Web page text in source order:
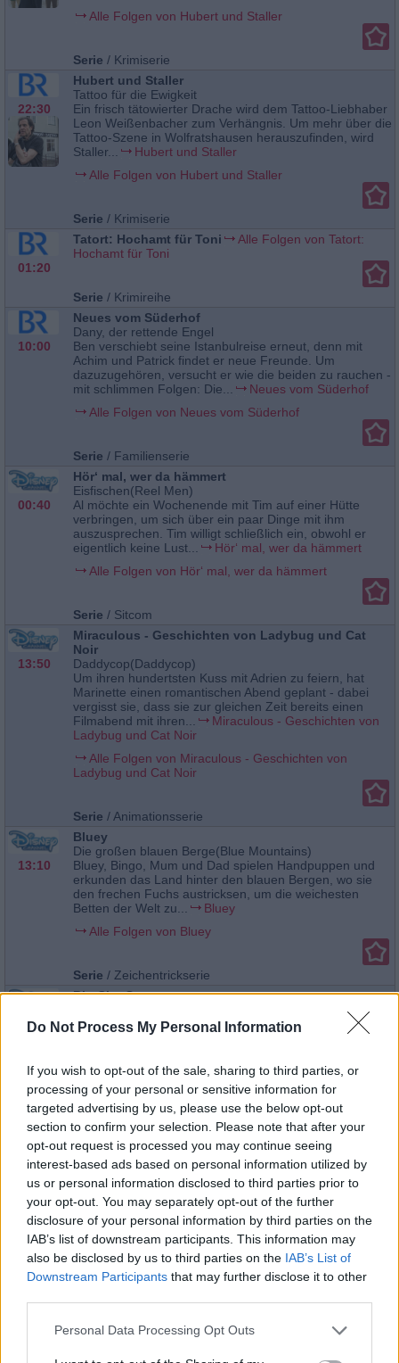
Do Not Process My Personal Information
If you wish to opt-out of the sale, sharing to third parties, or
processing of your personal or sensitive information for
targeted advertising by us, please use the below opt-out
section to confirm your selection. Please note that after your
opt-out request is processed you may continue seeing
interest-based ads based on personal information utilized by
us or personal information disclosed to third parties prior to
your opt-out. You may separately opt-out of the further
disclosure of your personal information by third parties on the
IAB’s list of downstream participants. This information may
also be disclosed by us to third parties on the IAB’s List of
Downstream Participants that may further disclose it to other
Personal Data Processing Opt Outs
Alle Folgen von Hubert und Staller
Serie / Krimiserie
22:30
Hubert und Staller
Tattoo für die Ewigkeit
Ein frisch tätowierter Drache wird dem Tattoo-Liebhaber
Leon Weißenbacher zum Verhängnis. Um mehr über die
Tattoo-Szene in Wolfratshausen herauszufinden, wird
Staller...
Hubert und Staller
Alle Folgen von Hubert und Staller
Serie / Krimiserie
01:20
Tatort: Hochamt für Toni
Alle Folgen von Tatort:
Hochamt für Toni
Serie / Krimireihe
10:00
Neues vom Süderhof
Dany, der rettende Engel
Ben verschiebt seine Istanbulreise erneut, denn mit
Achim und Patrick findet er neue Freunde. Um
dazuzugehören, versucht er wie die beiden zu rauchen -
mit schlimmen Folgen: Die...
Neues vom Süderhof
Alle Folgen von Neues vom Süderhof
Serie / Familienserie
00:40
Hör‘ mal, wer da hämmert
Eisfischen(Reel Men)
Al möchte ein Wochenende mit Tim auf einer Hütte
verbringen, um sich über ein paar Dinge mit ihm
auszusprechen. Tim willigt schließlich ein, obwohl er
eigentlich keine Lust...
Hör‘ mal, wer da hämmert
Alle Folgen von Hör‘ mal, wer da hämmert
Serie / Sitcom
13:50
Miraculous - Geschichten von Ladybug und Cat
Noir
Daddycop(Daddycop)
Um ihren hundertsten Kuss mit Adrien zu feiern, hat
Marinette einen romantischen Abend geplant - dabei
vergisst sie, dass sie zur gleichen Zeit bereits einen
Filmabend mit ihren...
Miraculous - Geschichten von
Ladybug und Cat Noir
Alle Folgen von Miraculous - Geschichten von
Ladybug und Cat Noir
Serie /Animationsserie
13:10
Bluey
Die großen blauen Berge(Blue Mountains)
Bluey, Bingo, Mum und Dad spielen Handpuppen und
erkunden das Land hinter den blauen Bergen, wo sie
den frechen Fuchs austricksen, um die weichesten
Betten der Welt zu...
Bluey
Alle Folgen von Bluey
Serie / Zeichentrickserie
16:45
Big City Greens
Brieffreundinnen / Remys Wochenbericht(Pen Pals/
Study Abroad)
Tilly und Andromeda tauschen Briefe aus, die ihre
benötigt die Hilfe der Greens, um seine Eltern bezüglich
seiner Woche...
Big City Greens
Alle Folgen von Big City Greens
Serie /Animationsserie
05:45
PJ Masks - Pyjamahelden
Eulette, die Einzigartige/Catboy und die
Trommel(Owlette of a Kind/Beat the Drum, Catboy)
„Als Romeo Eulettes Kräfte stiehlt, können er, Catboy
und Gecko plötzlich fliegen. Nacht-Ninja plant, Catboys
Parade in eine spektakuäre Nacht-Ninja-Parade
zu...
PJ Masks - Pyjamahelden
Alle Folgen von PJ Masks - Pyjamahelden
Burger Laden(Burger Shop)